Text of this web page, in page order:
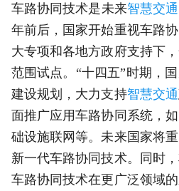
车路协同技术是未来智慧交通
年前后，国家开始重视车路
大专项和各地方政府支持下
范围试点。“十四五”时期，
建设规划，大力支持智慧交通
面推广应用车路协同系统，如
础设施联网等。未来国家将
新一代车路协同技术。同时
车路协同技术在更广泛领域